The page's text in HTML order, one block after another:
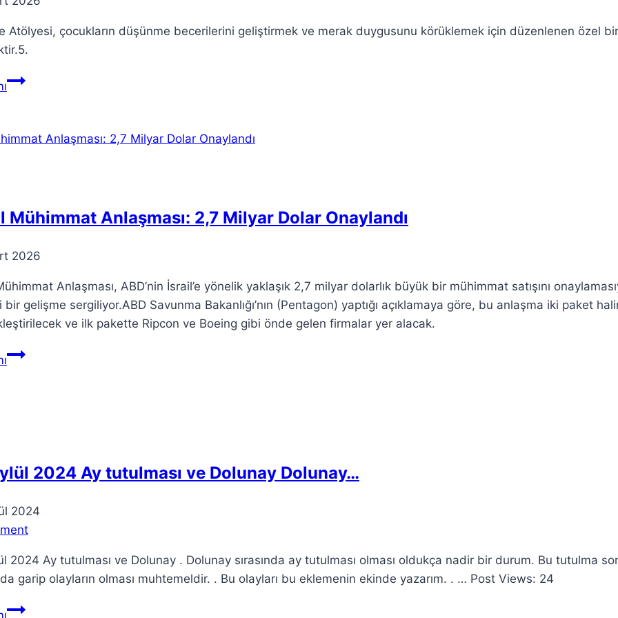
Atölyesi, çocukların düşünme becerilerini geliştirmek ve merak duygusunu körüklemek için düzenlenen özel bir
Felsefe
Filozofların
Mühimmat Anlaşması: 2,7 Milyar Dolar Onaylandı
2026
Anlaşması, ABD’nin İsrail’e yönelik yaklaşık 2,7 milyar dolarlık büyük bir mühimmat satışını
bir gelişme sergiliyor.ABD Savunma Bakanlığı’nın (Pentagon) yaptığı açıklamaya göre, bu anlaşma iki paket
ve ilk pakette Ripcon ve Boeing gibi önde gelen firmalar yer alacak.
İsrail
Onaylandı
2024 Ay tutulması ve Dolunay Dolunay…
2024
2024 Ay tutulması ve Dolunay . Dolunay sırasında ay tutulması olması oldukça nadir bir durum. Bu tutulma
garip olayların olması muhtemeldir. . Bu olayları bu eklemenin ekinde yazarım. . … Post Views: 24
18